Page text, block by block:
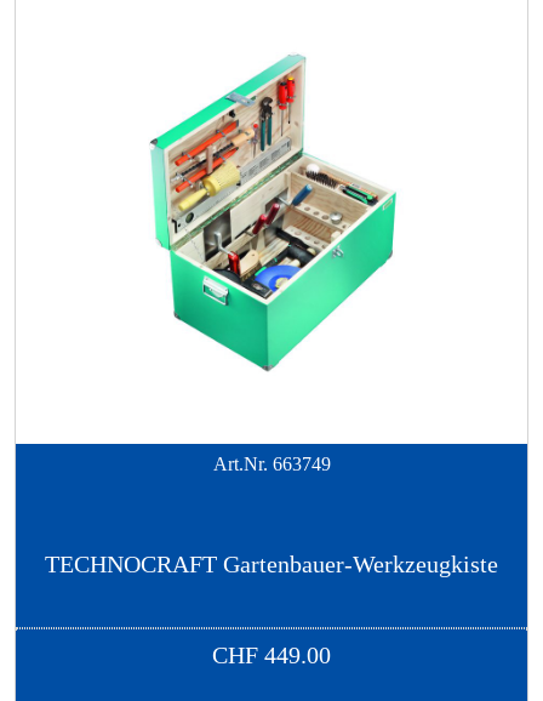
Art.Nr. 663749
TECHNOCRAFT Gartenbauer-Werkzeugkiste
CHF 449.00